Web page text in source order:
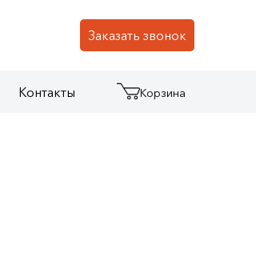
Заказать звонок
Контакты Корзина